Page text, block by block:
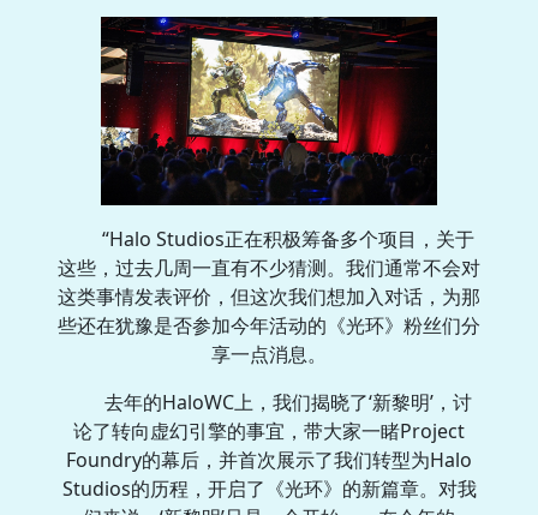
“Halo Studios正在积极筹备多个项目，关于
这些，过去几周一直有不少猜测。我们通常不会对
这类事情发表评价，但这次我们想加入对话，为那
些还在犹豫是否参加今年活动的《光环》粉丝们分
享一点消息。
去年的HaloWC上，我们揭晓了‘新黎明’，讨
论了转向虚幻引擎的事宜，带大家一睹Project
Foundry的幕后，并首次展示了我们转型为Halo
Studios的历程，开启了《光环》的新篇章。对我